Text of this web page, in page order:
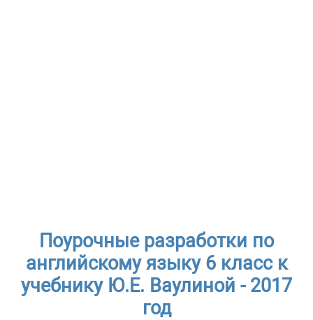
Поурочные разработки по
английскому языку 6 класс к
учебнику Ю.Е. Ваулиной - 2017
год